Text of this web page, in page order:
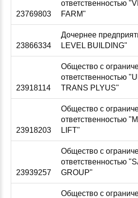
23769803
ответственностью
FARM"
23866334
Дочернее
LEVEL BUILDING"
23918114
Общество с
ответственностью
TRANS PLYUS"
23918203
Общество с
ответственностью
LIFT"
23939257
Общество с
ответственностью
GROUP"
Общество с